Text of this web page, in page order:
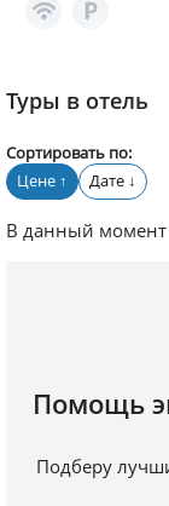
Туры в отель
Сортировать по:
Цене ↑ Дате ↓
В данный момент
Помощь
Подберу